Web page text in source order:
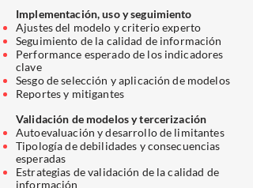
Implementación, uso y seguimiento
Ajustes del modelo y criterio experto
Seguimiento de la calidad de información
Performance esperado de los indicadores
clave
Sesgo de selección y aplicación de modelos
Reportes y mitigantes
Validación de modelos y tercerización
Autoevaluación y desarrollo de limitantes
Tipología de debilidades y consecuencias
esperadas
Estrategias de validación de la calidad de
información